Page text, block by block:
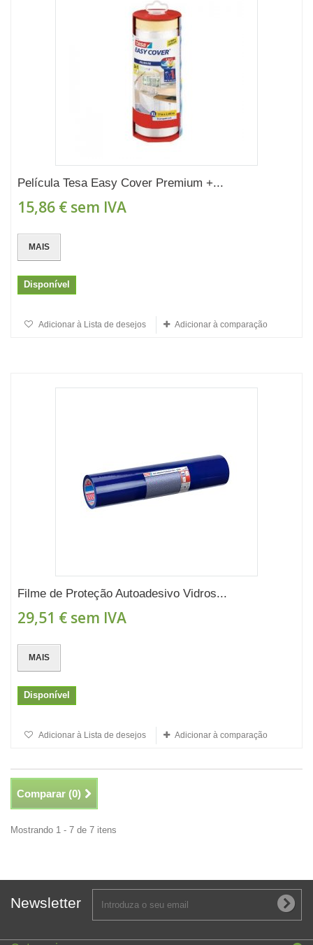
Película Tesa Easy Cover Premium +...
15,86 € sem IVA
MAIS
Disponível
Adicionar à Lista de desejos Adicionar à comparação
Filme de Proteção Autoadesivo Vidros...
29,51 € sem IVA
MAIS
Disponível
Adicionar à Lista de desejos Adicionar à comparação
Comparar (0)
Mostrando 1 - 7 de 7 itens
Newsletter